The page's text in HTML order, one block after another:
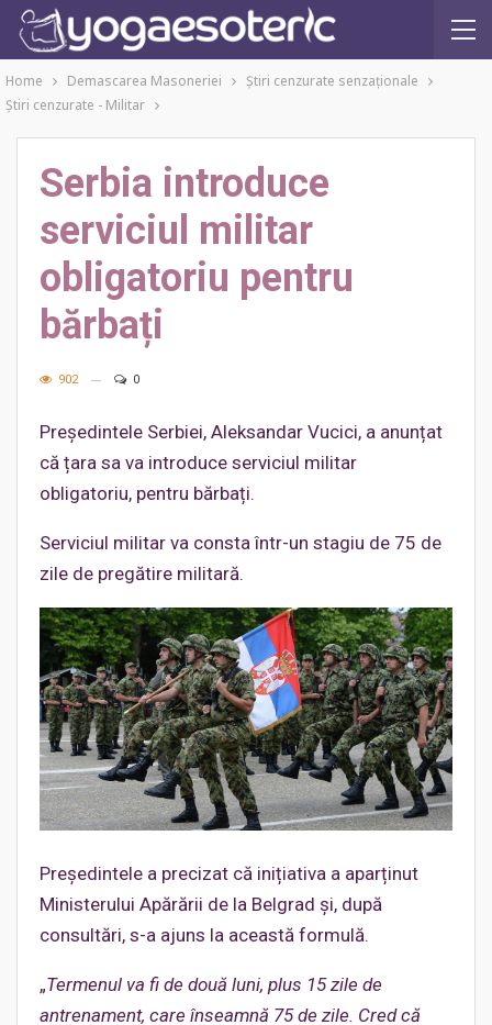
Home Demascarea Masoneriei
Ştiri cenzurate senzaţionale
Ştiri cenzurate - Militar
Serbia introduce
serviciul militar
obligatoriu pentru
bărbați
902 0
Președintele Serbiei, Aleksandar Vucici, a anunțat
că țara sa va introduce serviciul militar
obligatoriu, pentru bărbați.
Serviciul militar va consta într-un stagiu de 75 de
zile de pregătire militară.
Președintele a precizat că inițiativa a aparținut
Ministerului Apărării de la Belgrad și, după
consultări, s-a ajuns la această formulă.
„Termenul va fi de două luni, plus 15 zile de
antrenament, care înseamnă 75 de zile. Cred că